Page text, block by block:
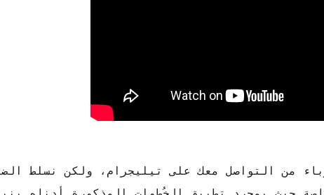
من التواصل معك على تيليجرام، ولكن نسلط